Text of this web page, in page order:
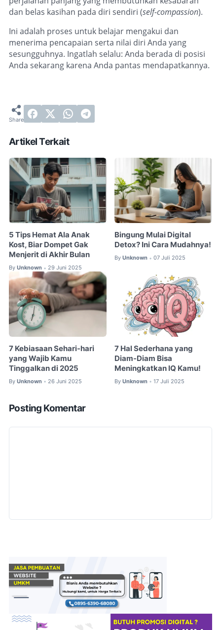
dan belas kasihan pada diri sendiri (self-compassion).
Ini adalah proses untuk belajar mengakui dan
menerima pencapaian serta nilai diri Anda yang
sesungguhnya. Ingatlah selalu: Anda berada di posisi
Anda sekarang karena Anda pantas mendapatkannya.
Artikel Terkait
5 Tips Hemat Ala Anak
Kost, Biar Dompet Gak
Menjerit di Akhir Bulan
By Unknown • 29 Juni 2025
Bingung Mulai Digital
Detox? Ini Cara Mudahnya!
By Unknown • 07 Juli 2025
7 Kebiasaan Sehari-hari
yang Wajib Kamu
Tinggalkan di 2025
By Unknown • 26 Juni 2025
7 Hal Sederhana yang
Diam-Diam Bisa
Meningkatkan IQ Kamu!
By Unknown • 17 Juli 2025
Posting Komentar